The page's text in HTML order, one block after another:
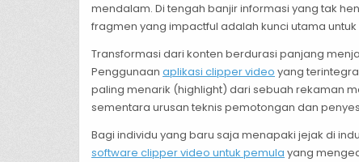
mendalam. Di tengah banjir informasi yang tak
fragmen yang impactful adalah kunci utama
Transformasi dari konten berdurasi panjang
Penggunaan aplikasi clipper video yang
paling menarik (highlight) dari sebuah rekaman
sementara urusan teknis pemotongan dan
Bagi individu yang baru saja menapaki jejak di
software clipper video untuk pemula yang